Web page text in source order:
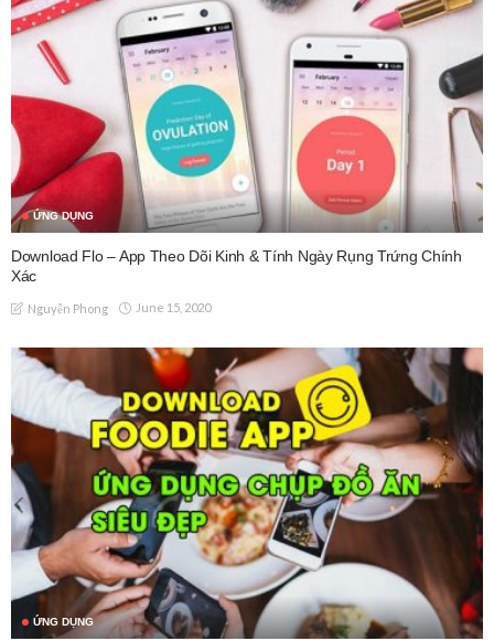
ỨNG DỤNG
Download Flo – App Theo Dõi Kinh & Tính Ngày Rụng Trứng Chính
Xác
Nguyễn Phong June 15, 2020
ỨNG DỤNG